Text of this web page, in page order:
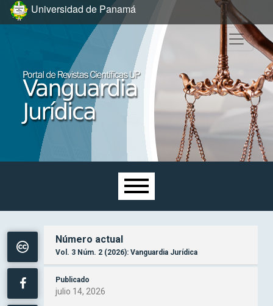
Ir al menú de navegación principal
Ir al contenido principal
Ir al pie de página del sitio
Universidad de Panamá
Menú principal
Número actual
Vol. 3 Núm. 2 (2026): Vanguardia Jurídica
Publicado
julio 14, 2026